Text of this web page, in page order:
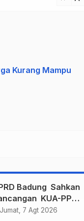
Kurang Mampu
Badung Sahkan
KUA-PPAS
Anggaran
Jumat, 7 Agt 2026